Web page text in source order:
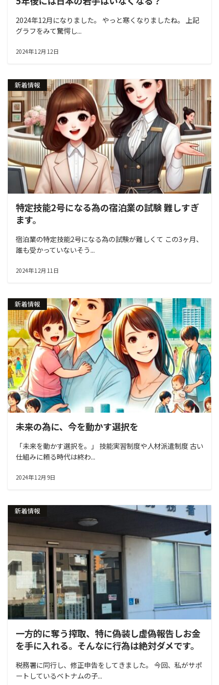
2024年12月になりました。 やっと寒くなりましたね。 上記
グラフをみて驚愕し...
2024年12月12日
新着情報
特定技能2号になる為の宿泊業の試験 難しすぎ
ます。
宿泊業の特定技能2号になる為の試験が難しくて この3ヶ月、
誰も受かっていないそう...
2024年12月11日
新着情報
未来の為に、今を動かす選択を
「未来を動かす選択を。」 技能実習制度や人材派遣制度 古い
仕組みに頼る時代は終わ...
2024年12月9日
新着情報
一方的に奪う搾取、特に偽装し虚偽報告しお金
を手に入れる。そんなに行為は絶対ダメです。
税務署に同行し、修正申告をしてきました。 今回、私がサポ
ートしているベトナムの子...